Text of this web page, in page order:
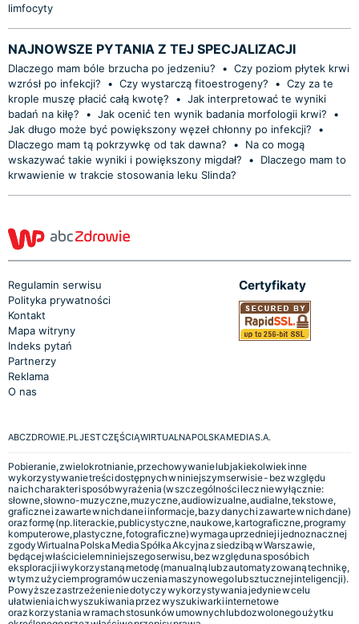
limfocyty
NAJNOWSZE PYTANIA Z TEJ SPECJALIZACJI
Dlaczego mam bóle brzucha po jedzeniu? • Czy poziom płytek krwi
wzrósł po infekcji?
• Czy wystarczą fitoestrogeny? • Czy za te
krople muszę płacić całą kwotę?
• Jak interpretować te wyniki
badań na kiłę?
• Jak ocenić ten wynik badania morfologii krwi?
•
Jak długo może być powiększony węzeł chłonny po infekcji?
•
Dlaczego mam tą pokrzywkę od tak dawna?
•
Na co mogą
wskazywać takie wyniki i powiększony migdał?
•
Dlaczego mam to
krwawienie w trakcie stosowania leku Slinda?
Regulamin serwisu
Polityka prywatności
Kontakt
Mapa witryny
Indeks pytań
Partnerzy
Reklama
O nas
Certyfikaty
ABCZDROWIE.PL JEST CZĘŚCIĄ WIRTUALNA POLSKA MEDIA S.A.
Pobieranie, zwielokrotnianie, przechowywanie lub jakiekolwiek inne
wykorzystywanie treści dostępnych w niniejszym serwisie - bez względu
na ich charakter i sposób wyrażenia (w szczególności lecz nie wyłącznie:
słowne, słowno-muzyczne, muzyczne, audiowizualne, audialne, tekstowe,
graficzne i zawarte w nich dane i informacje, bazy danych i zawarte w nich dane)
oraz formę (np. literackie, publicystyczne, naukowe, kartograficzne, programy
komputerowe, plastyczne, fotograficzne) wymaga uprzedniej i jednoznacznej
zgody Wirtualna Polska Media Spółka Akcyjna z siedzibą w Warszawie,
będącej właścicielem niniejszego serwisu, bez względu na sposób ich
eksploracji i wykorzystaną metodę (manualną lub zautomatyzowaną technikę,
w tym z użyciem programów uczenia maszynowego lub sztucznej inteligencji).
Powyższe zastrzeżenie nie dotyczy wykorzystywania jedynie w celu
ułatwienia ich wyszukiwania przez wyszukiwarki internetowe
oraz korzystania w ramach stosunków umownych lub dozwolonego użytku